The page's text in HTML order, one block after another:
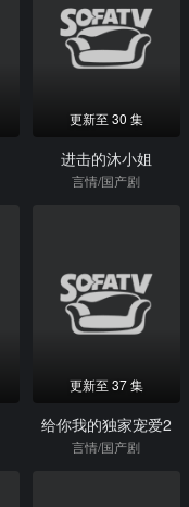
更新至 30 集
进击的沐小姐
言情/国产剧
更新至 37 集
给你我的独家宠爱2
言情/国产剧